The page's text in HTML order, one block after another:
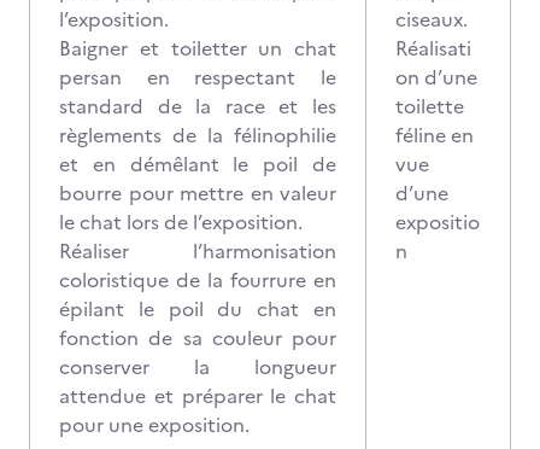
l’exposition.
Baigner et toiletter un chat
persan en respectant le
standard de la race et les
règlements de la félinophilie
et en démêlant le poil de
bourre pour mettre en valeur
le chat lors de l’exposition.
Réaliser l’harmonisation
coloristique de la fourrure en
épilant le poil du chat en
fonction de sa couleur pour
conserver la longueur
attendue et préparer le chat
pour une exposition.
ciseaux.
Réalisati
on d’une
toilette
féline en
vue
d’une
expositio
n